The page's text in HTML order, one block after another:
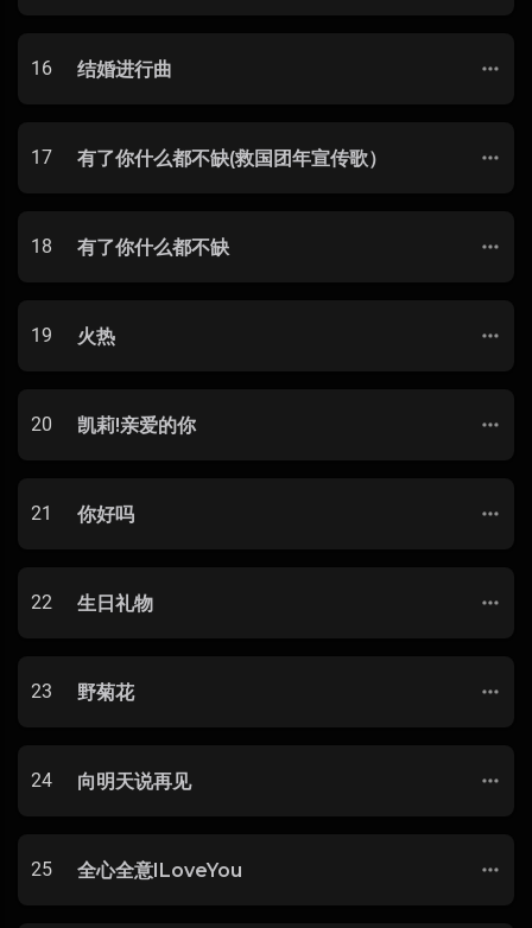
16 结婚进行曲
17 有了你什么都不缺(救国团年宣传歌）
18 有了你什么都不缺
19 火热
20 凯莉!亲爱的你
21 你好吗
22 生日礼物
23 野菊花
24 向明天说再见
25 全心全意ILoveYou